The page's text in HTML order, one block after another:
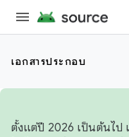
เอกสารประกอบ
ตั้งแต่ปี 2026 เป็นต้นไป